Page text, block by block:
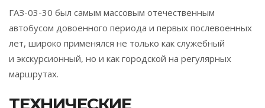
ГАЗ-03-30 был самым массовым отечественным
автобусом довоенного периода и первых послевоенных
лет, широко применялся не только как служебный
и экскурсионный, но и как городской на регулярных
маршрутах.